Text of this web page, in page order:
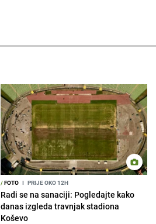
/FOTO I PRIJE OKO 12H
Radi se na sanaciji: Pogledajte kako
danas izgleda travnjak stadiona
Koševo